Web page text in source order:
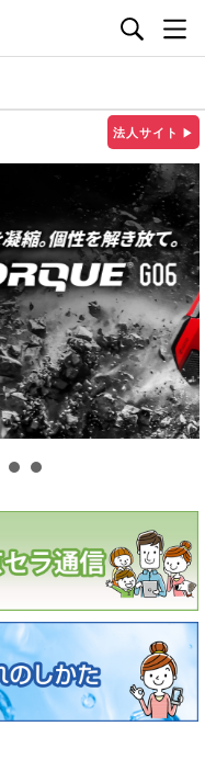
法人サイト ▶